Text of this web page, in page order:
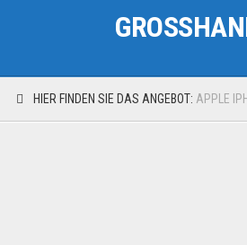
Fahrzeuge & Transport
HIER FINDEN SIE DAS ANGEBOT: APPLE